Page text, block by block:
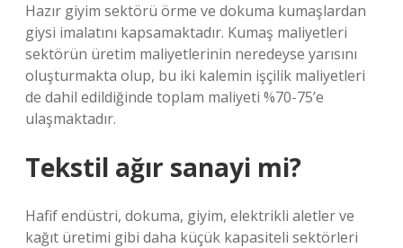
Hazır giyim sektörü örme ve dokuma kumaşlardan
giysi imalatını kapsamaktadır. Kumaş maliyetleri
sektörün üretim maliyetlerinin neredeyse yarısını
oluşturmakta olup, bu iki kalemin işçilik maliyetleri
de dahil edildiğinde toplam maliyeti %70-75’e
ulaşmaktadır.
Tekstil ağır sanayi mi?
Hafif endüstri, dokuma, giyim, elektrikli aletler ve
kağıt üretimi gibi daha küçük kapasiteli sektörleri